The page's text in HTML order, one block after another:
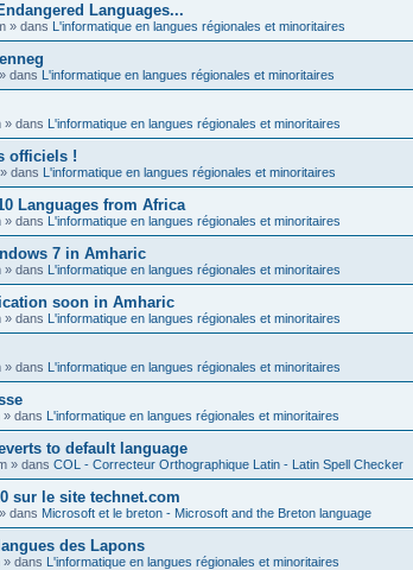
Languages...
» dans L'informatique en langues régionales et minoritaires
» dans L'informatique en langues régionales et minoritaires
» dans L'informatique en langues régionales et minoritaires
officiels !
» dans L'informatique en langues régionales et minoritaires
Languages from Africa
» dans L'informatique en langues régionales et minoritaires
7 in Amharic
» dans L'informatique en langues régionales et minoritaires
soon in Amharic
» dans L'informatique en langues régionales et minoritaires
» dans L'informatique en langues régionales et minoritaires
» dans L'informatique en langues régionales et minoritaires
to default language
» dans COL - Correcteur Orthographique Latin - Latin Spell Checker
sur le site technet.com
» dans Microsoft et le breton - Microsoft and the Breton language
des Lapons
» dans L'informatique en langues régionales et minoritaires